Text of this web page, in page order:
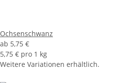
Ochsenschwanz
ab 5,75 €
5,75 € pro 1 kg
Weitere Variationen erhältlich.